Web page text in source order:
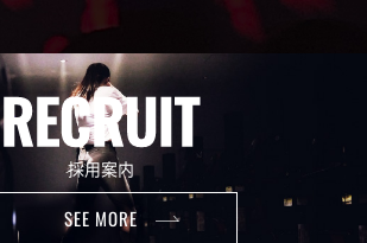
RECRUIT
採用案内
SEE MORE